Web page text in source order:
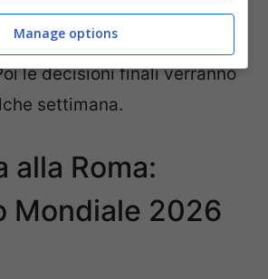
avrebbero raggiunto un
sulla durata del contratto
le decisioni finali verranno
settimana.
alla Roma:
Mondiale 2026
Manage options